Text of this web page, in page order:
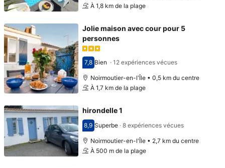
À 1,8 km de la plage
Jolie maison avec cour pour 5
personnes
Avec une note de 7,8
7,8 Bien · 12 expériences vécues
Noirmoutier-en-l'Île • 0,5 km du centre
À 1,7 km de la plage
hirondelle 1
Avec une note de 8,9
8,9 Superbe· 8 expériences vécues
Noirmoutier-en-l'Île • 2,7 km du centre
À 500 m de la plage